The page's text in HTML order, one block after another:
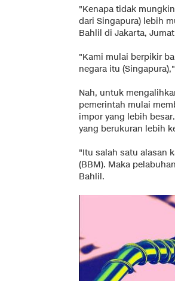
"Kenapa tidak
dari Singapura) lebih
Bahlil di Jakarta,
"Kami mulai berpikir
negara itu
Nah, untuk
pemerintah mulai
impor yang lebih
yang berukuran lebih
"Itu salah satu alasan
(BBM). Maka
Bahlil.